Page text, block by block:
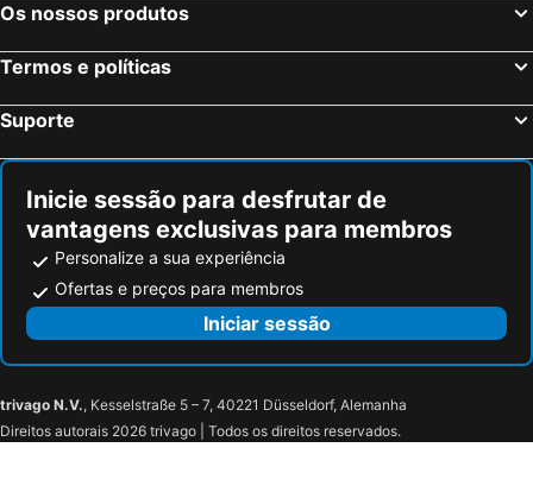
Os nossos produtos
Termos e políticas
Suporte
Inicie sessão para desfrutar de
vantagens exclusivas para membros
Personalize a sua experiência
Ofertas e preços para membros
Iniciar sessão
trivago N.V., Kesselstraße 5 – 7, 40221 Düsseldorf, Alemanha
Direitos autorais 2026 trivago | Todos os direitos reservados.